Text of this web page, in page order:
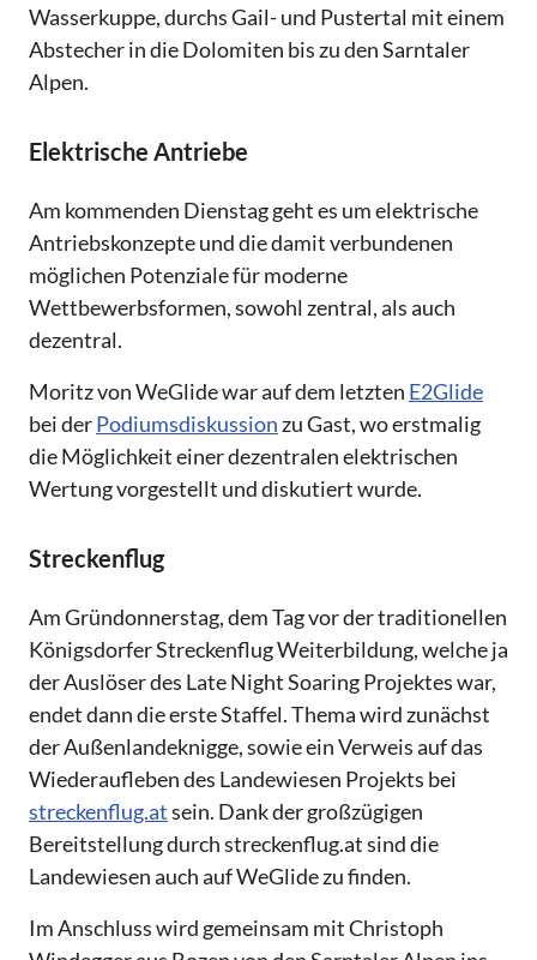
Wasserkuppe, durchs Gail- und Pustertal mit einem
Abstecher in die Dolomiten bis zu den Sarntaler
Alpen.
Elektrische Antriebe
Am kommenden Dienstag geht es um elektrische
Antriebskonzepte und die damit verbundenen
möglichen Potenziale für moderne
Wettbewerbsformen, sowohl zentral, als auch
dezentral.
Moritz von WeGlide war auf dem letzten E2Glide
bei derPodiumsdiskussion zu Gast, wo erstmalig
die Möglichkeit einer dezentralen elektrischen
Wertung vorgestellt und diskutiert wurde.
Streckenflug
Am Gründonnerstag, dem Tag vor der traditionellen
Königsdorfer Streckenflug Weiterbildung, welche ja
der Auslöser des Late Night Soaring Projektes war,
endet dann die erste Staffel. Thema wird zunächst
der Außenlandeknigge, sowie ein Verweis auf das
Wiederaufleben des Landewiesen Projekts bei
streckenflug.atsein. Dank der großzügigen
Bereitstellung durch streckenflug.at sind die
Landewiesen auch auf WeGlide zu finden.
Im Anschluss wird gemeinsam mit Christoph